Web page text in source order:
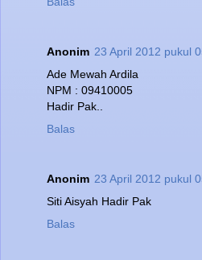
Anonim 23 April 2012 pukul
Ade Mewah Ardila
NPM : 09410005
Hadir Pak..
Balas
Anonim 23 April 2012 pukul
Siti Aisyah Hadir Pak
Balas